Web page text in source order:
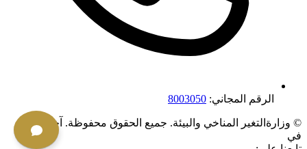
الرقم المجاني: 8003050
© وزارةالتغير المناخي والبيئة. جميع الحقوق محفوظة. آخر تحديث
في